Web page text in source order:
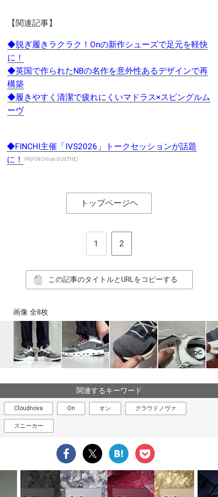
【関連記事】
◆脱ぎ履きラクラク！Onの新作シューズで足元を軽快
に！
◆英国で作られたNBの名作を意外性あるデザインで再
構築
◆履きやすく清潔で疲れにくいマドラス×スピングルム
ーヴ
◆FINCHI主催「IVS2026」トークセッションが話題
に！
PR(FINCHI on GOETHE)
トップページヘ
1 2
この記事のタイトルとURLをコピーする
画像 全8枚
関連するキーワード
Cloudnova On オン クラウドノヴァ
スニーカー